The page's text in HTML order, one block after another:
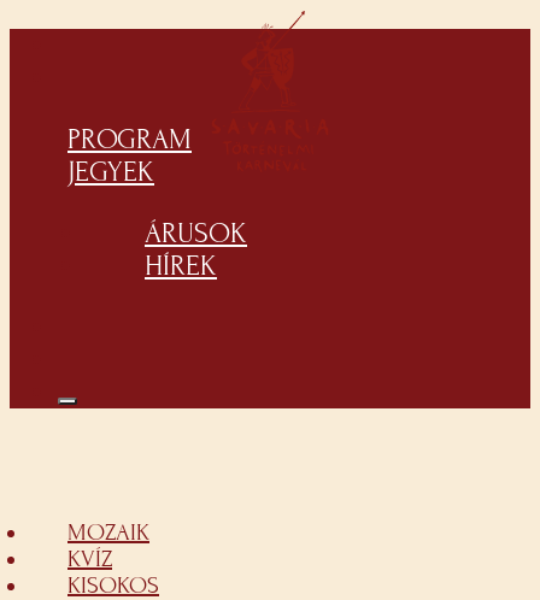
PROGRAM
JEGYEK
ÁRUSOK
HÍREK
MOZAIK
KVÍZ
KISOKOS